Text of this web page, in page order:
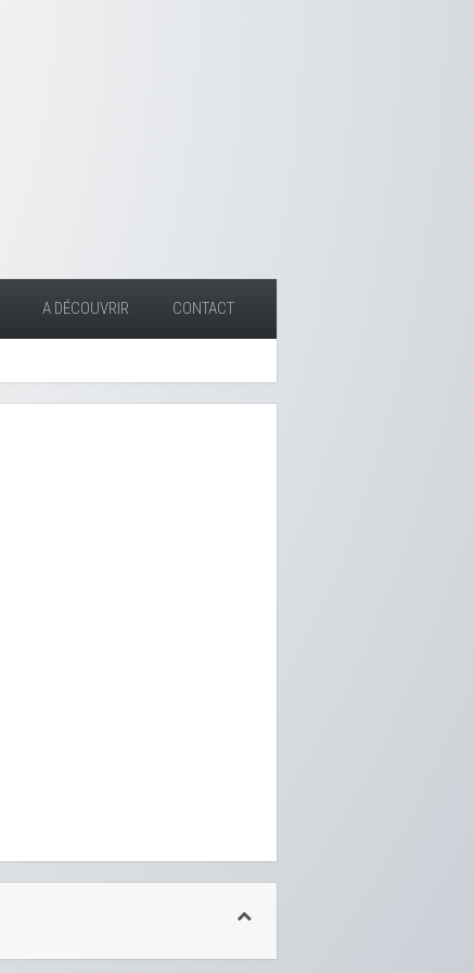
A DÉCOUVRIR CONTACT